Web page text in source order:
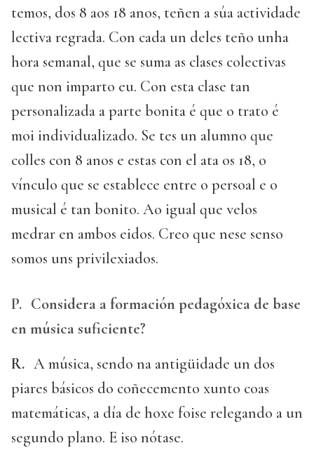
temos, dos 8 aos 18 anos, teñen a súa actividade
lectiva regrada. Con cada un deles teño unha
hora semanal, que se suma as clases colectivas
que non imparto eu. Con esta clase tan
personalizada a parte bonita é que o trato é
moi individualizado. Se tes un alumno que
colles con 8 anos e estas con el ata os 18, o
vínculo que se establece entre o persoal e o
musical é tan bonito. Ao igual que velos
medrar en ambos eidos. Creo que nese senso
somos uns privilexiados.
P. Considera a formación pedagóxica de base
en música suficiente?
R. A música, sendo na antigüidade un dos
piares básicos do coñecemento xunto coas
matemáticas, a día de hoxe foise relegando a un
segundo plano. E iso nótase.